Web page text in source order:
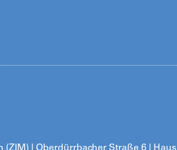
| Oberdürrbacher Straße 6 | Haus